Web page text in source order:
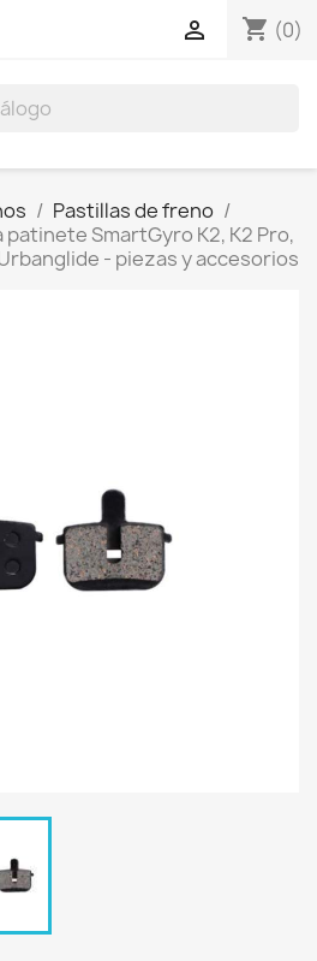
shopping_cart (0)

Pastillas de freno
SmartGyro K2, K2 Pro,
- piezas y accesorios